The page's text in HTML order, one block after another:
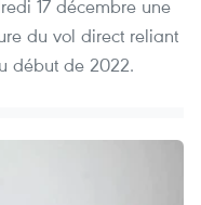
17 décembre une
du vol direct reliant
début de 2022.